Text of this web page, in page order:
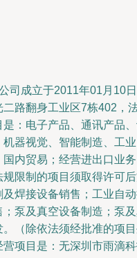
司成立于2011年01月10
路翻身工业区7栋402，
：电子产品、通讯产品
器视觉、智能制造、工
内贸易；经营进出口业
限制的项目须取得许可
焊接设备销售；工业自
泵及真空设备制造；泵
（除依法须经批准的项
项目是：无深圳市雨滴